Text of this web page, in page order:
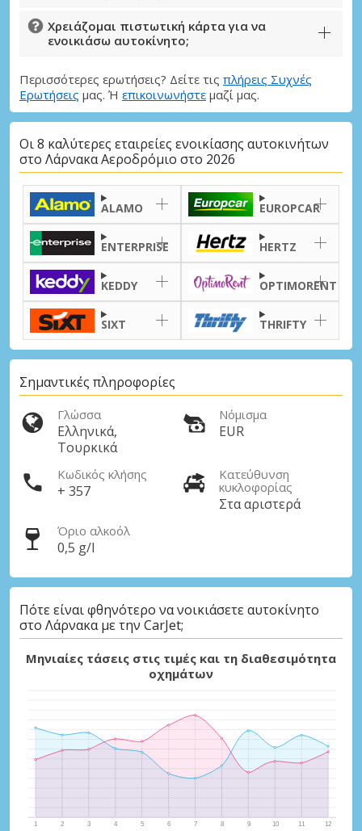
Χρειάζομαι πιστωτική κάρτα για να
ενοικιάσω αυτοκίνητο;
Περισσότερες ερωτήσεις? Δείτε τις πλήρεις Συχνές
Ερωτήσεις μας. Ή επικοινωνήστε μαζί μας.
Οι 8 καλύτερες εταιρείες ενοικίασης αυτοκινήτων
στο Λάρνακα Αεροδρόμιο στο 2026
ALAMO EUROPCAR
ENTERPRISE HERTZ
KEDDY OPTIMORENT
SIXT THRIFTY
Σημαντικές πληροφορίες
Γλώσσα
Ελληνικά,
Τουρκικά
Νόμισμα
EUR
Κωδικός κλήσης
+ 357
Κατεύθυνση
κυκλοφορίας
Στα αριστερά
Όριο αλκοόλ
0,5 g/l
Πότε είναι φθηνότερο να νοικιάσετε αυτοκίνητο
στο Λάρνακα με την CarJet;
Μηνιαίες τάσεις στις τιμές και τη διαθεσιμότητα
οχημάτων
Σύνδεση με eLink